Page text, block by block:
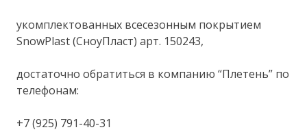
укомплектованных всесезонным покрытием
SnowPlast (СноуПласт) арт. 150243,
достаточно обратиться в компанию “Плетень” по
телефонам:
+7 (925) 791-40-31